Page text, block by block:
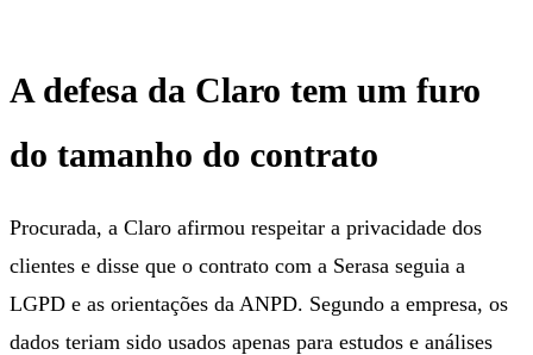
A defesa da Claro tem um furo
do tamanho do contrato
Procurada, a Claro afirmou respeitar a privacidade dos
clientes e disse que o contrato com a Serasa seguia a
LGPD e as orientações da ANPD. Segundo a empresa, os
dados teriam sido usados apenas para estudos e análises